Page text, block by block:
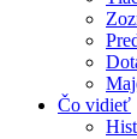
Čo vidieť